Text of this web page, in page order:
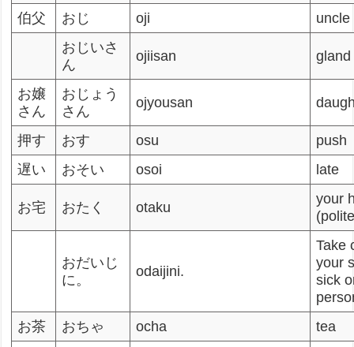
伯父 おじ oji
uncle
おじいさ
ん
ojiisan
お嬢
さん
おじょう
さん
ojyousan
押す おす osu
push
遅い
おそい osoi late
お宅 おたく otaku
your
おだいじ
に。
odaijini.
Take
your
sick
お茶
おちゃ ocha
tea